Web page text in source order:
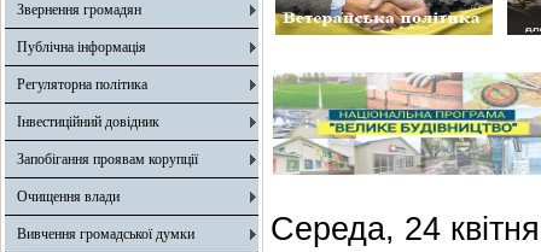
Звернення громадян
Публічна інформація
Регуляторна політика
Інвестиційний довідник
Запобігання проявам корупції
Очищення влади
Вивчення громадської думки Середа, 24